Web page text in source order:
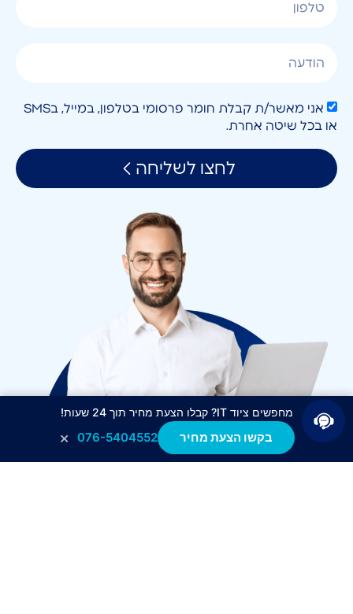
אני מאשר/ת קבלת חומר פרסומי בטלפון, במייל, בSMS
או בכל שיטה אחרת.
לחצו לשליחה
מחפשים ציוד IT? קבלו הצעת מחיר תוך 24 שעות!
בקשו הצעת מחיר 076-5404552
×